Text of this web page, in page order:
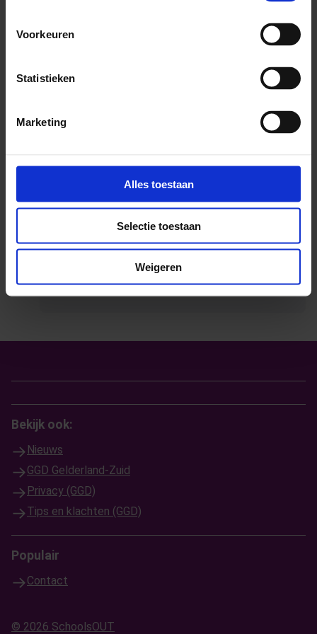
Voorkeuren
Statistieken
Marketing
Alles toestaan
Selectie toestaan
Weigeren
Contact met SchoolsOUT
Stuur ons een e-mail
Bel met Schoolsout
Bekijk ook:
Nieuws
GGD Gelderland-Zuid
Privacy (GGD)
Tips en klachten (GGD)
Populair
Contact
© 2026 SchoolsOUT